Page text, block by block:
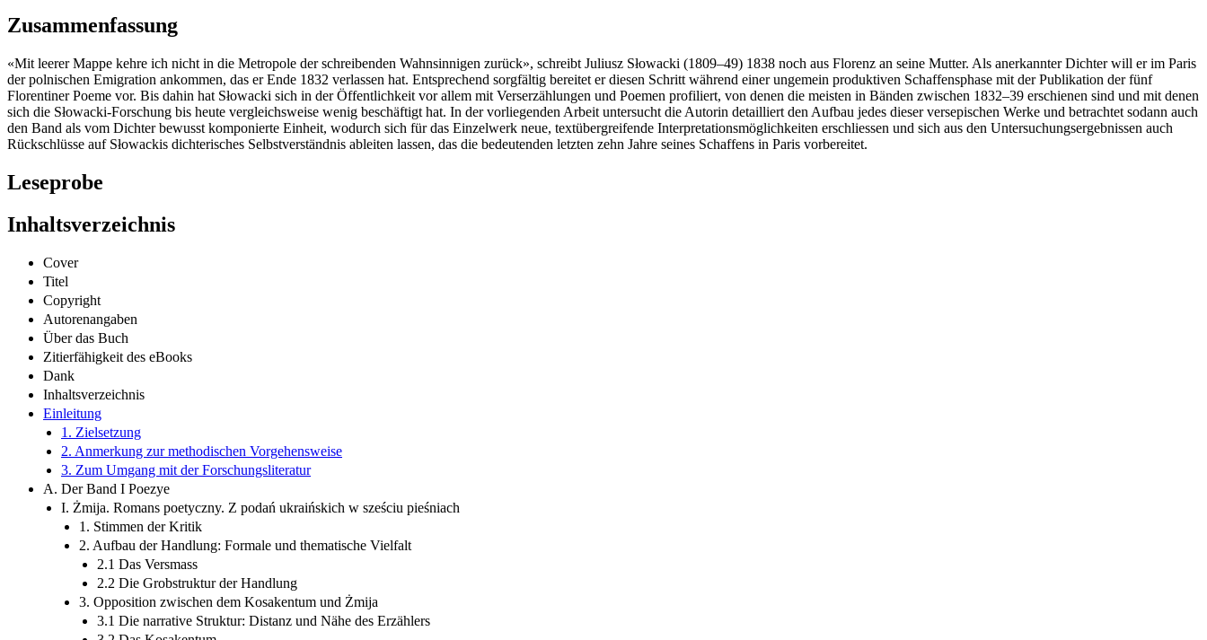
Zusammenfassung
«Mit leerer Mappe kehre ich nicht in die Metropole der schreibenden Wahnsinnigen zurück», schreibt Juliusz Słowacki (1809–49) 1838 noch aus Florenz an seine Mutter. Als anerkannter Dichter will er im Paris
der polnischen Emigration ankommen, das er Ende 1832 verlassen hat. Entsprechend sorgfältig bereitet er diesen Schritt während einer ungemein produktiven Schaffensphase mit der Publikation der fünf
Florentiner Poeme vor. Bis dahin hat Słowacki sich in der Öffentlichkeit vor allem mit Verserzählungen und Poemen profiliert, von denen die meisten in Bänden zwischen 1832–39 erschienen sind und mit denen
sich die Słowacki-Forschung bis heute vergleichsweise wenig beschäftigt hat. In der vorliegenden Arbeit untersucht die Autorin detailliert den Aufbau jedes dieser versepischen Werke und betrachtet sodann auch
den Band als vom Dichter bewusst komponierte Einheit, wodurch sich für das Einzelwerk neue, textübergreifende Interpretationsmöglichkeiten erschliessen und sich aus den Untersuchungsergebnissen auch
Rückschlüsse auf Słowackis dichterisches Selbstverständnis ableiten lassen, das die bedeutenden letzten zehn Jahre seines Schaffens in Paris vorbereitet.
Leseprobe
Inhaltsverzeichnis
Cover
Titel
Copyright
Autorenangaben
Über das Buch
Zitierfähigkeit des eBooks
Dank
Inhaltsverzeichnis
Einleitung
1. Zielsetzung
2. Anmerkung zur methodischen Vorgehensweise
3. Zum Umgang mit der Forschungsliteratur
A. Der Band I Poezye
I. Żmija. Romans poetyczny. Z podań ukraińskich w sześciu pieśniach
1. Stimmen der Kritik
2. Aufbau der Handlung: Formale und thematische Vielfalt
2.1 Das Versmass
2.2 Die Grobstruktur der Handlung
3. Opposition zwischen dem Kosakentum und Żmija
3.1 Die narrative Struktur: Distanz und Nähe des Erzählers